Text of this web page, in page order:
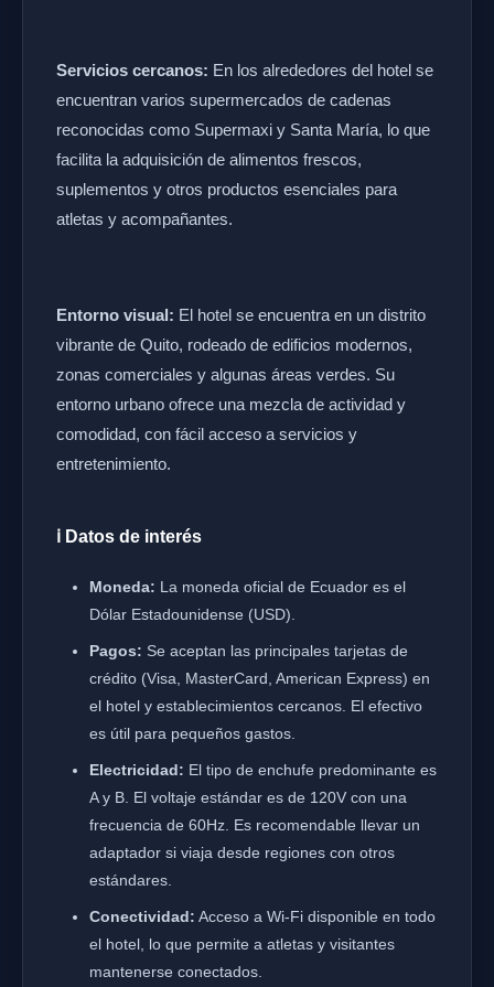
Servicios cercanos: En los alrededores del hotel se
encuentran varios supermercados de cadenas
reconocidas como Supermaxi y Santa María, lo que
facilita la adquisición de alimentos frescos,
suplementos y otros productos esenciales para
atletas y acompañantes.
Entorno visual: El hotel se encuentra en un distrito
vibrante de Quito, rodeado de edificios modernos,
zonas comerciales y algunas áreas verdes. Su
entorno urbano ofrece una mezcla de actividad y
comodidad, con fácil acceso a servicios y
entretenimiento.
ℹ️ Datos de interés
Moneda: La moneda oficial de Ecuador es el
Dólar Estadounidense (USD).
Pagos: Se aceptan las principales tarjetas de
crédito (Visa, MasterCard, American Express) en
el hotel y establecimientos cercanos. El efectivo
es útil para pequeños gastos.
Electricidad: El tipo de enchufe predominante es
A y B. El voltaje estándar es de 120V con una
frecuencia de 60Hz. Es recomendable llevar un
adaptador si viaja desde regiones con otros
estándares.
Conectividad: Acceso a Wi-Fi disponible en todo
el hotel, lo que permite a atletas y visitantes
mantenerse conectados.